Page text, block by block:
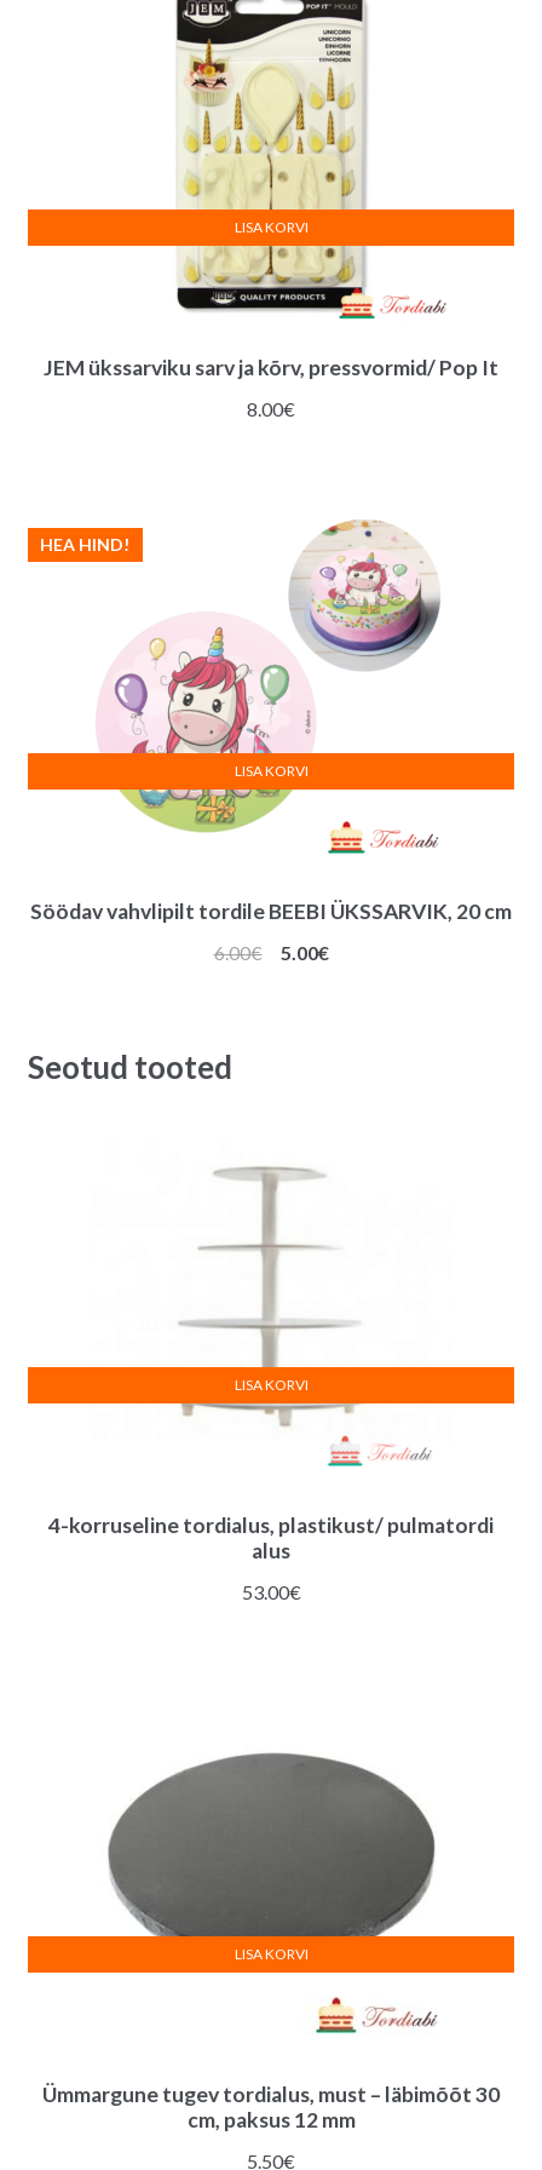
JEM ükssarviku sarv ja kõrv, pressvormid/ Pop It
8.00€
LISA KORVI
Söödav vahvlipilt tordile BEEBI ÜKSSARVIK, 20 cm
HEA HIND!
6.00€
Algne
5.00€Praegune
LISA KORVI
Seotud tooted
4-korruseline tordialus, plastikust/ pulmatordi
alus
53.00€
LISA KORVI
Ümmargune tugev tordialus, must – läbimõõt 30
cm, paksus 12 mm
5.50€
LISA KORVI